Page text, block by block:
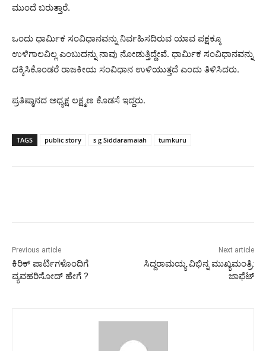
ಮುಂದೆ ಬರುತ್ತಾರೆ.
ಒಂದು ಧಾರ್ಮಿಕ ಸಂವಿಧಾನವನ್ನು ನಿರ್ವಹಿಸದಿರುವ ಯಾವ ಪಕ್ಷಕ್ಕೂ
ಉಳಿಗಾಲವಿಲ್ಲ ಎಂಬುದನ್ನು ನಾವು ನೋಡುತ್ತಿದ್ದೇವೆ. ಧಾರ್ಮಿಕ ಸಂವಿಧಾನವನ್ನು
ದಕ್ಕಿಸಿಕೊಂಡರೆ ರಾಜಕೀಯ ಸಂವಿಧಾನ ಉಳಿಯುತ್ತದೆ ಎಂದು‌ ತಿಳಿಸಿದರು.
ಪ್ರತಿಷ್ಠಾನದ ಅಧ್ಯಕ್ಷ ಲಕ್ಷ್ಮಣ ಕೊಡಸೆ ಇದ್ದರು.
TAGS public story s g Siddaramaiah tumkuru
Previous article
ಕಿರಿಕ್ ಪಾರ್ಟಿಗಳೊಂದಿಗೆ
ವ್ಯವಹರಿಸೋದ್ ಹೇಗೆ ?
Next article
ಸಿದ್ದರಾಮಯ್ಯ ವಿಭಿನ್ನ ಮುಖ್ಯಮಂತ್ರಿ:
ಜಾಫೆಟ್